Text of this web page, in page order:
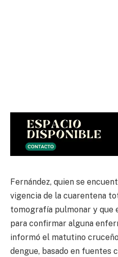
Fernández, quien se
vigencia de la cuarentena
tomografía pulmonar y que
para confirmar alguna
informó el matutino
dengue, basado en fuentes